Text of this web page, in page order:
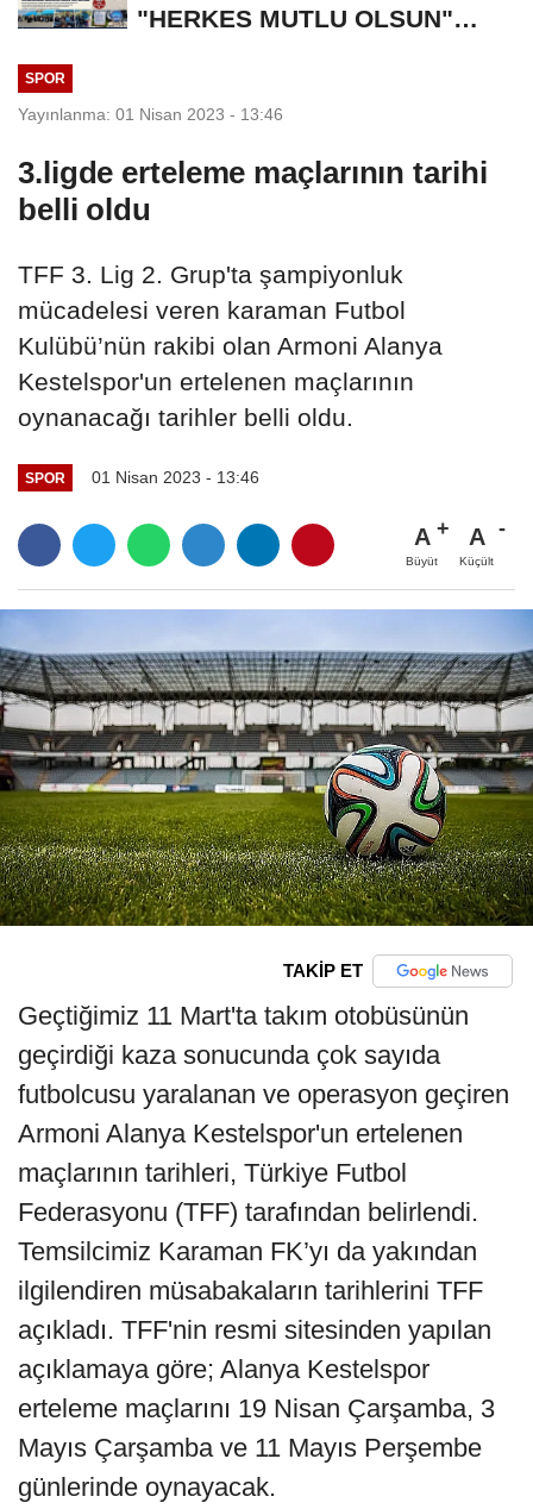
"HERKES MUTLU OLSUN"
SPOR
Yayınlanma: 01 Nisan 2023 - 13:46
3.ligde erteleme maçlarının tarihi
belli oldu
TFF 3. Lig 2. Grup'ta şampiyonluk
mücadelesi veren karaman Futbol
Kulübü’nün rakibi olan Armoni Alanya
Kestelspor'un ertelenen maçlarının
oynanacağı tarihler belli oldu.
SPOR 01 Nisan 2023 - 13:46
A
Büyüt
A
Küçült
TAKİP ET
Geçtiğimiz 11 Mart'ta takım otobüsünün
geçirdiği kaza sonucunda çok sayıda
futbolcusu yaralanan ve operasyon geçiren
Armoni Alanya Kestelspor'un ertelenen
maçlarının tarihleri, Türkiye Futbol
Federasyonu (TFF) tarafından belirlendi.
Temsilcimiz Karaman FK’yı da yakından
ilgilendiren müsabakaların tarihlerini TFF
açıkladı. TFF'nin resmi sitesinden yapılan
açıklamaya göre; Alanya Kestelspor
erteleme maçlarını 19 Nisan Çarşamba, 3
Mayıs Çarşamba ve 11 Mayıs Perşembe
günlerinde oynayacak.